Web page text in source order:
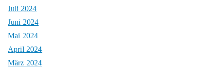
Juli 2024
Juni 2024
Mai 2024
April 2024
März 2024